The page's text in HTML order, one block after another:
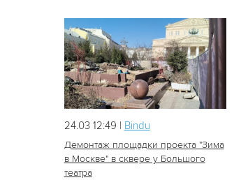
24.03 12:49 | Bindu
Демонтаж площадки проекта "Зима
в Москве" в сквере у Большого
театра